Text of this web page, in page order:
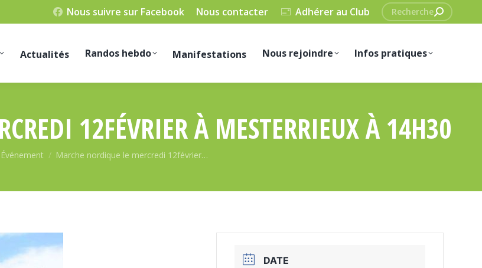
Nous suivre sur Facebook Nous contacter Adhérer au Club
Recherche
:
Actualités Randos hebdo Manifestations Nous rejoindre Infos pratiques
12FÉVRIER À MESTERRIEUX À 14H30
ici :
Événement Marche nordique le mercredi 12février…
DATE